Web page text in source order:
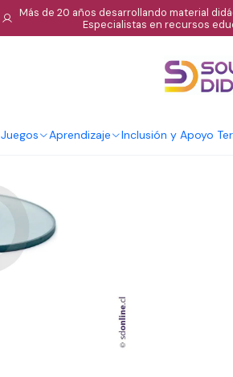
Juegos Aprendizaje Inclusión y Apoyo
Más de 20 años desarrollando material
Especialistas en recursos